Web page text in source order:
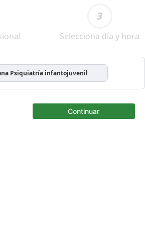
3
Selecciona dia y hora
Psiquiatría infantojuvenil
Continuar